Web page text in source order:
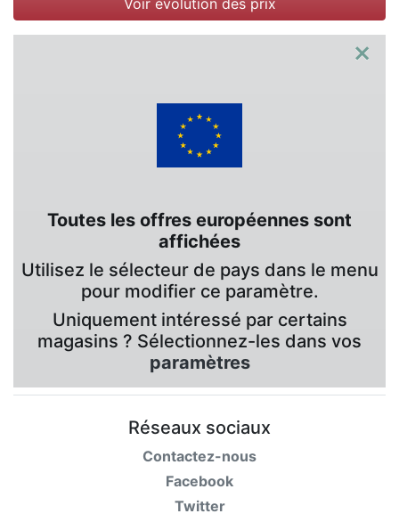
Voir évolution des prix
×
Toutes les offres européennes sont
affichées
Utilisez le sélecteur de pays dans le menu
pour modifier ce paramètre.
Uniquement intéressé par certains
magasins ? Sélectionnez-les dans vos
paramètres
Réseaux sociaux
Contactez-nous
Facebook
Twitter